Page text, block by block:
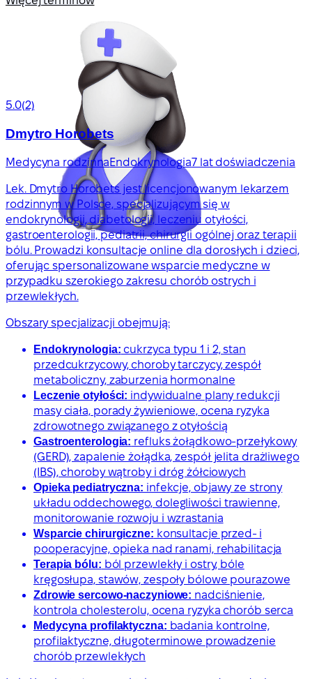
5.0(2)
Dmytro Horobets
Medycyna rodzinnaEndokrynologia7 lat doświadczenia
Lek. Dmytro Horobets jest licencjonowanym lekarzem
rodzinnym w Polsce, specjalizującym się w
endokrynologii, diabetologii, leczeniu otyłości,
gastroenterologii, pediatrii, chirurgii ogólnej oraz terapii
bólu. Prowadzi konsultacje online dla dorosłych i dzieci,
oferując spersonalizowane wsparcie medyczne w
przypadku szerokiego zakresu chorób ostrych i
przewlekłych.
Obszary specjalizacji obejmują:
Endokrynologia: cukrzyca typu 1 i 2, stan
przedcukrzycowy, choroby tarczycy, zespół
metaboliczny, zaburzenia hormonalne
Leczenie otyłości: indywidualne plany redukcji
masy ciała, porady żywieniowe, ocena ryzyka
zdrowotnego związanego z otyłością
Gastroenterologia: refluks żołądkowo-przełykowy
(GERD), zapalenie żołądka, zespół jelita drażliwego
(IBS), choroby wątroby i dróg żółciowych
Opieka pediatryczna: infekcje, objawy ze strony
układu oddechowego, dolegliwości trawienne,
monitorowanie rozwoju i wzrastania
Wsparcie chirurgiczne: konsultacje przed- i
pooperacyjne, opieka nad ranami, rehabilitacja
Terapia bólu: ból przewlekły i ostry, bóle
kręgosłupa, stawów, zespoły bólowe pourazowe
Zdrowie sercowo-naczyniowe: nadciśnienie,
kontrola cholesterolu, ocena ryzyka chorób serca
Medycyna profilaktyczna: badania kontrolne,
profilaktyczne, długoterminowe prowadzenie
chorób przewlekłych